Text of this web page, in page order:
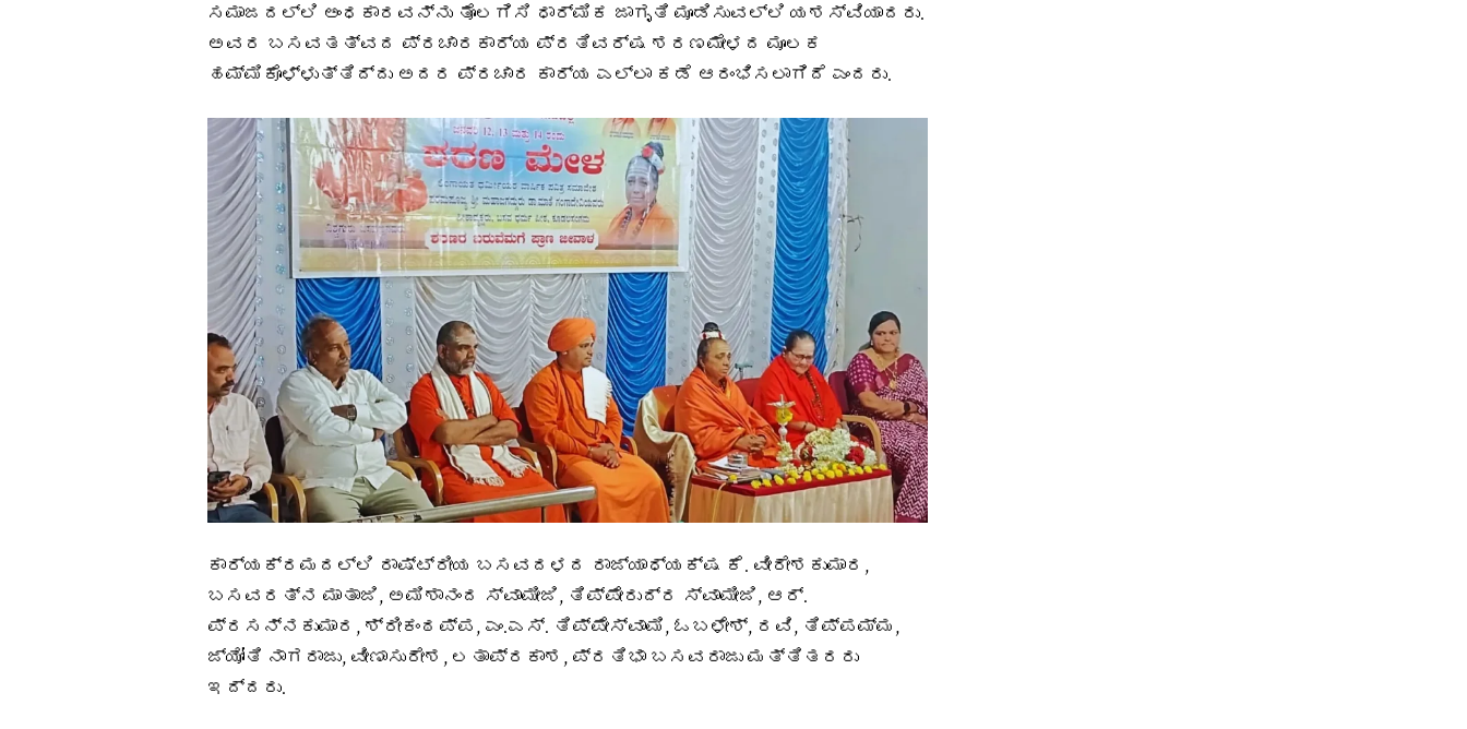
ಸಮಾಜದಲ್ಲಿ ಅಂಧಕಾರವನ್ನು ತೊಲಗಿಸಿ ಧಾರ್ಮಿಕ ಜಾಗೃತಿ ಮೂಡಿಸುವಲ್ಲಿ ಯಶಸ್ವಿಯಾದರು.
ಅವರ ಬಸವತತ್ವದ ಪ್ರಚಾರಕಾರ್ಯ ಪ್ರತಿವರ್ಷ ಶರಣಮೇಳದ ಮೂಲಕ
ಹಮ್ಮಿಕೊಳ್ಳುತ್ತಿದ್ದು ಅದರ ಪ್ರಚಾರ ಕಾರ್ಯ ಎಲ್ಲಾ ಕಡೆ ಆರಂಭಿಸಲಾಗಿದೆ ಎಂದರು.
ಕಾರ್ಯಕ್ರಮದಲ್ಲಿ ರಾಷ್ಟ್ರೀಯ ಬಸವದಳದ ರಾಜ್ಯಾಧ್ಯಕ್ಷ ಕೆ. ವೀರೇಶಕುಮಾರ,
ಬಸವರತ್ನ ಮಾತಾಜಿ, ಅಮಿಶಾನಂದ ಸ್ವಾಮೀಜಿ, ತಿಪ್ಪೇರುದ್ರ ಸ್ವಾಮೀಜಿ, ಆರ್.
ಪ್ರಸನ್ನಕುಮಾರ, ಶ್ರೀಕಂಠಪ್ಪ, ಎಂ.ಎಸ್. ತಿಪ್ಪೇಸ್ವಾಮಿ, ಓಬಳೇಶ್, ರವಿ, ತಿಪ್ಪಮ್ಮ,
ಜ್ಯೋತಿ ನಾಗರಾಜು, ವೀಣಾಸುರೇಶ, ಲತಾಪ್ರಕಾಶ, ಪ್ರತಿಭಾ ಬಸವರಾಜು ಮತ್ತಿತರರು
ಇದ್ದರು.